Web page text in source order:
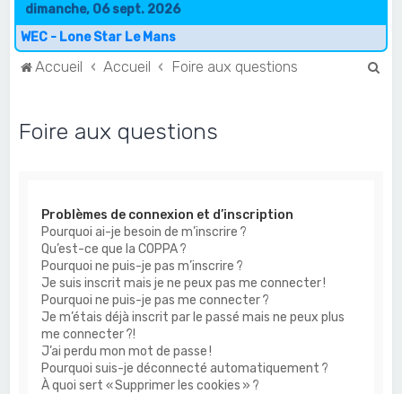
dimanche, 06 sept. 2026
WEC - Lone Star Le Mans
Accueil Accueil Foire aux questions
Foire aux questions
Problèmes de connexion et d’inscription
Pourquoi ai-je besoin de m’inscrire ?
Qu’est-ce que la COPPA ?
Pourquoi ne puis-je pas m’inscrire ?
Je suis inscrit mais je ne peux pas me connecter !
Pourquoi ne puis-je pas me connecter ?
Je m’étais déjà inscrit par le passé mais ne peux plus
me connecter ?!
J’ai perdu mon mot de passe !
Pourquoi suis-je déconnecté automatiquement ?
À quoi sert « Supprimer les cookies » ?